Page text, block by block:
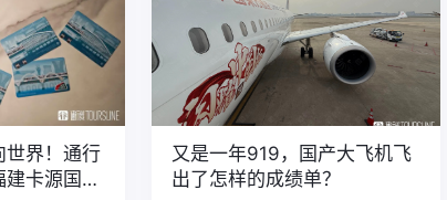
世界！通行
卡源国际
又是一年919，国产大飞机飞
出了怎样的成绩单？